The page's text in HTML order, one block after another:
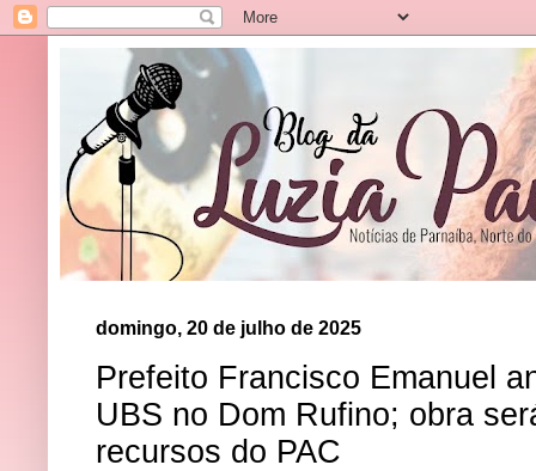
domingo, 20 de julho de 2025
Prefeito Francisco Emanuel
UBS no Dom Rufino; obra
recursos do PAC